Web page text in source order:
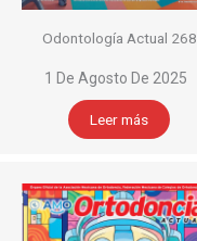
Odontología Actual 268
1 De Agosto De 2025
Leer más